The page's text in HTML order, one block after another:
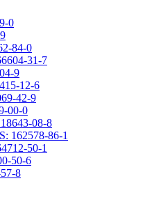
0
84-0
31-7
9
12-6
42-9
00-0
08-8
162578-86-1
50-1
50-6
8